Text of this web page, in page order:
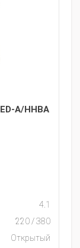
A/HHBA
4.1
220 / 380
Открытый